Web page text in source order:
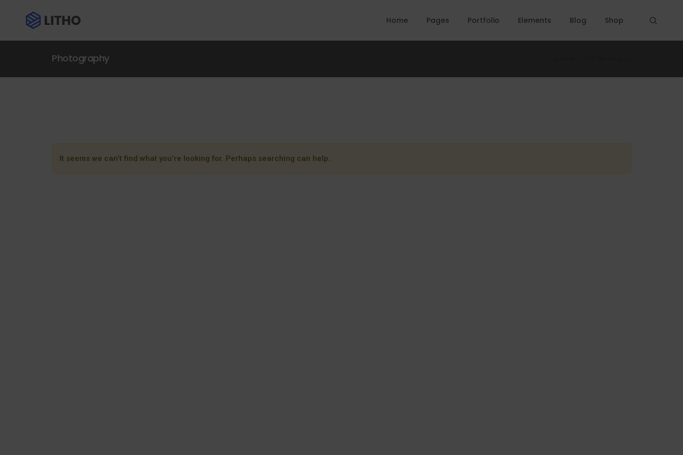
Home Pages Portfolio Elements Blog Shop
Photography
It seems we can’t find what you’re looking for. Perhaps searching can help.